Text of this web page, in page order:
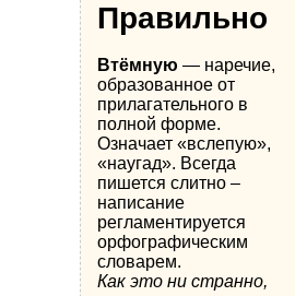
Правильно
Втёмную — наречие,
образованное от
прилагательного в
полной форме.
Означает «вслепую»,
«наугад». Всегда
пишется слитно –
написание
регламентируется
орфографическим
словарем.
Как это ни странно,